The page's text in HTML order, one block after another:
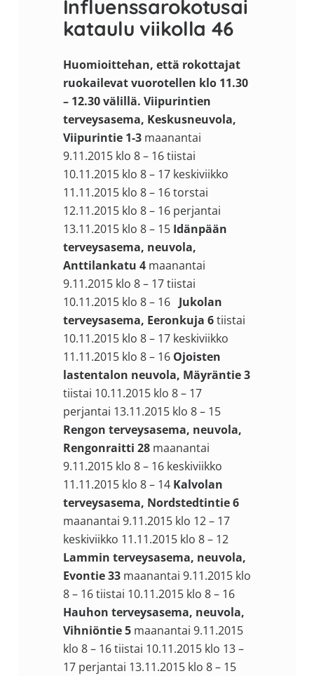
Influenssarokotusai
kataulu viikolla 46
Huomioittehan, että rokottajat
ruokailevat vuorotellen klo 11.30
– 12.30 välillä. Viipurintien
terveysasema, Keskusneuvola,
Viipurintie 1-3maanantai
9.11.2015 klo 8 – 16 tiistai
10.11.2015 klo 8 – 17 keskiviikko
11.11.2015 klo 8 – 16 torstai
12.11.2015 klo 8 – 16 perjantai
13.11.2015 klo 8 – 15 Idänpään
terveysasema, neuvola,
Anttilankatu 4maanantai
9.11.2015 klo 8 – 17 tiistai
10.11.2015 klo 8 – 16 Jukolan
terveysasema, Eeronkuja 6tiistai
10.11.2015 klo 8 – 17 keskiviikko
11.11.2015 klo 8 – 16 Ojoisten
lastentalon neuvola, Mäyräntie 3
tiistai 10.11.2015 klo 8 – 17
perjantai 13.11.2015 klo 8 – 15
Rengon terveysasema, neuvola,
Rengonraitti 28maanantai
9.11.2015 klo 8 – 16 keskiviikko
11.11.2015 klo 8 – 14 Kalvolan
terveysasema, Nordstedtintie 6
maanantai 9.11.2015 klo 12 – 17
keskiviikko 11.11.2015 klo 8 – 12
Lammin terveysasema, neuvola,
Evontie 33maanantai 9.11.2015 klo
8 – 16 tiistai 10.11.2015 klo 8 – 16
Hauhon terveysasema, neuvola,
Vihniöntie 5maanantai 9.11.2015
klo 8 – 16 tiistai 10.11.2015 klo 13 –
17 perjantai 13.11.2015 klo 8 – 15